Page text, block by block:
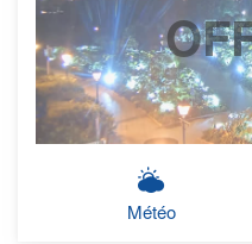
Météo